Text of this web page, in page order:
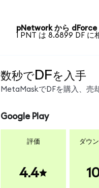
pNetwork から dForce
1 PNT は 8.6899 DF に
数秒でDFを入手
MetaMaskでDFを購入、売
Google Play
評価
4.4
ダウ